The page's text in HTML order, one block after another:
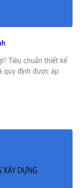
Tiêu chuẩn thiết kế
quy định được áp